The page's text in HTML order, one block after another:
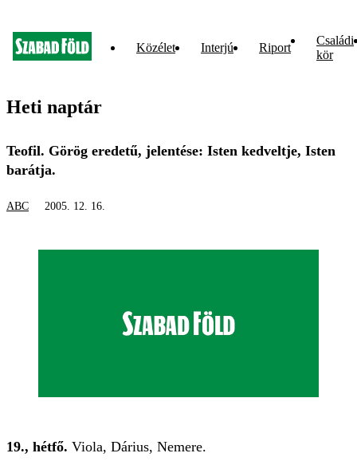
Közélet Interjú Riport
Családi
kör
Heti naptár
Teofil. Görög eredetű, jelentése: Isten kedveltje, Isten
barátja.
ABC 2005. 12. 16.
19., hétfő. Viola, Dárius, Nemere.